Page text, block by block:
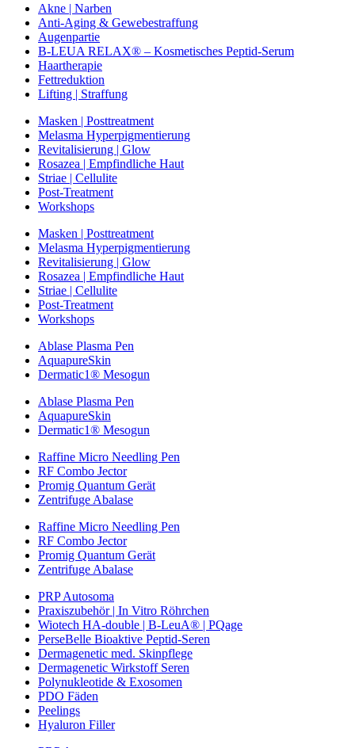
Akne | Narben
Anti-Aging & Gewebestraffung
Augenpartie
B-LEUA RELAX® – Kosmetisches Peptid-Serum
Haartherapie
Fettreduktion
Lifting | Straffung
Masken | Posttreatment
Melasma Hyperpigmentierung
Revitalisierung | Glow
Rosazea | Empfindliche Haut
Striae | Cellulite
Post-Treatment
Workshops
Masken | Posttreatment
Melasma Hyperpigmentierung
Revitalisierung | Glow
Rosazea | Empfindliche Haut
Striae | Cellulite
Post-Treatment
Workshops
Ablase Plasma Pen
AquapureSkin
Dermatic1® Mesogun
Ablase Plasma Pen
AquapureSkin
Dermatic1® Mesogun
Raffine Micro Needling Pen
RF Combo Jector
Promig Quantum Gerät
Zentrifuge Abalase
Raffine Micro Needling Pen
RF Combo Jector
Promig Quantum Gerät
Zentrifuge Abalase
PRP Autosoma
Praxiszubehör | In Vitro Röhrchen
Wiotech HA-double | B-LeuA® | PQage
PerseBelle Bioaktive Peptid-Seren
Dermagenetic med. Skinpflege
Dermagenetic Wirkstoff Seren
Polynukleotide & Exosomen
PDO Fäden
Peelings
Hyaluron Filler